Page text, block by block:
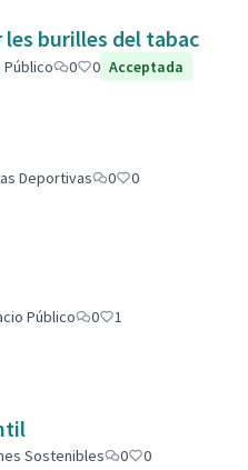
burilles del tabac
Público 0 0 Acceptada
Deportivas 0
0
Público 0
1
Sostenibles 0 0